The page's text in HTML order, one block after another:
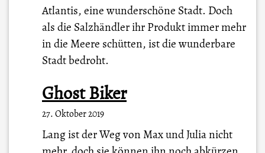
Atlantis, eine wunderschöne Stadt. Doch
als die Salzhändler ihr Produkt immer mehr
in die Meere schütten, ist die wunderbare
Stadt bedroht.
Ghost Biker
27. Oktober 2019
Lang ist der Weg von Max und Julia nicht